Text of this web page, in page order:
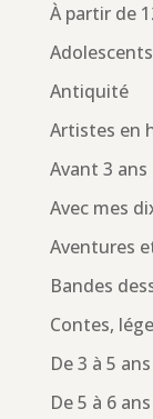
À partir de
Adolescents
Antiquité
Artistes en
Avant 3 ans
Avec mes
Aventures
Bandes
Contes,
De 3 à 5 ans
De 5 à 6 ans